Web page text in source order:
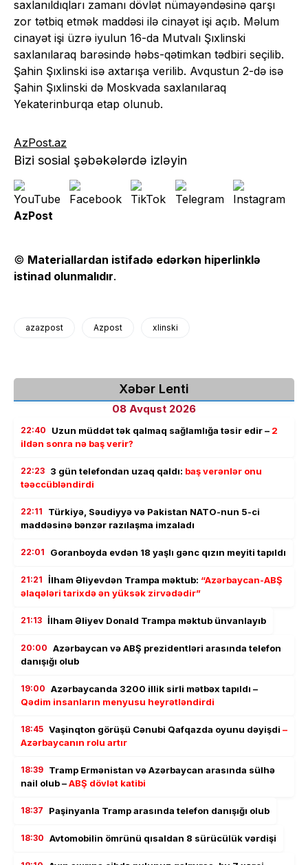
saxlanıldıqları zamanı dövlət nümayəndəsinə qarşı
zor tətbiq etmək maddəsi ilə cinayət işi açıb. Məlum
cinayət işi üzrə iyulun 16-da Mutvalı Şıxlinski
saxlanılaraq barəsində həbs-qətimkan tədbiri seçilib.
Şahin Şıxlinski isə axtarışa verilib. Avqustun 2-də isə
Şahin Şıxlinski də Moskvada saxlanılaraq
Yekaterinburqa etap olunub.
AzPost.az
Bizi sosial şəbəkələrdə izləyin
AzPost
© Materiallardan istifadə edərkən hiperlinklə
istinad olunmalıdır.
azazpost Azpost xlinski
Xəbər Lenti
08 Avqust 2026
22:40 Uzun müddət tək qalmaq sağlamlığa təsir edir – 2
ildən sonra nə baş verir?
22:23 3 gün telefondan uzaq qaldı: baş verənlər onu
təəccübləndirdi
22:11
Türkiyə, Səudiyyə və Pakistan NATO-nun 5-ci
maddəsinə bənzər razılaşma imzaladı
22:01 Goranboyda evdən 18 yaşlı gənc qızın meyiti tapıldı
21:21 İlham Əliyevdən Trampa məktub: “Azərbaycan-ABŞ
əlaqələri tarixdə ən yüksək zirvədədir”
21:13 İlham Əliyev Donald Trampa məktub ünvanlayıb
20:00 Azərbaycan və ABŞ prezidentləri arasında telefon
danışığı olub
19:00 Azərbaycanda 3200 illik sirli mətbəx tapıldı –
Qədim insanların menyusu heyrətləndirdi
18:45 Vaşinqton görüşü Cənubi Qafqazda oyunu dəyişdi –
Azərbaycanın rolu artır
18:39 Tramp Ermənistan və Azərbaycan arasında sülhə
nail olub –ABŞ dövlət katibi
18:37 Paşinyanla Tramp arasında telefon danışığı olub
18:30 Avtomobilin ömrünü qısaldan 8 sürücülük vərdişi